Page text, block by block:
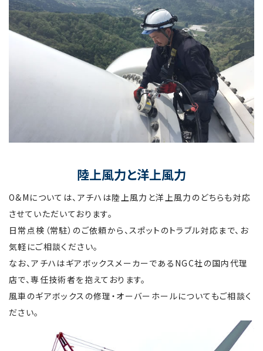
陸上風力と洋上風力
O&Mについては、アチハは陸上風力と洋上風力のどちらも対応
させていただいております。
日常点検（常駐）のご依頼から、スポットのトラブル対応まで、お
気軽にご相談ください。
なお、アチハはギアボックスメーカーである NGC社の国内代理
店で、専任技術者を抱えております。
風車のギアボックスの修理・オーバーホールについてもご相談く
ださい。